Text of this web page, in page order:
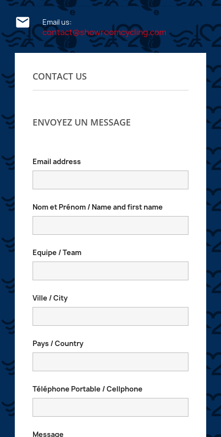
 Email us:
contact@showroomcycling.com
CONTACT US
ENVOYEZ UN MESSAGE
Email address
Nom et Prénom / Name and first name
Equipe / Team
Ville / City
Pays / Country
Téléphone Portable / Cellphone
Message